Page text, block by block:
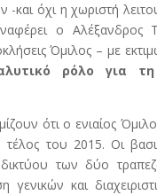
όχι η χωριστή
ο Αλέξανδρος
Όμιλος – με
ρόλο για
ότι ο ενιαίος
του 2015. Οι
δικτύου των δύο
γενικών και